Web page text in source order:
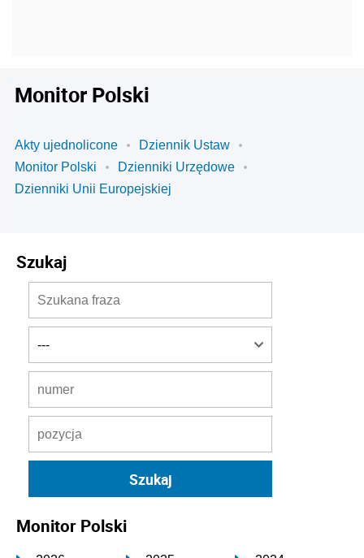
Monitor Polski
Akty ujednolicone
Dziennik Ustaw
Monitor Polski
Dzienniki Urzędowe
Dzienniki Unii Europejskiej
Szukaj
Monitor Polski